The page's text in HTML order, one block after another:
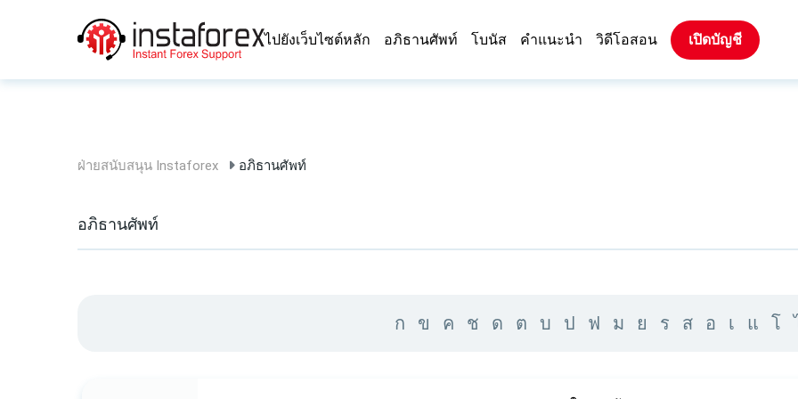
ไปยังเว็บไซต์หลัก อภิธานศัพท์ โบนัส คำแนะนำ วิดีโอสอน เปิดบัญชี
ฝ่ายสนับสนุน Instaforex อภิธานศัพท์
อภิธานศัพท์
ก ข ค ช ด ต บ ป ฟ ม ย ร ส อ เ แ โ